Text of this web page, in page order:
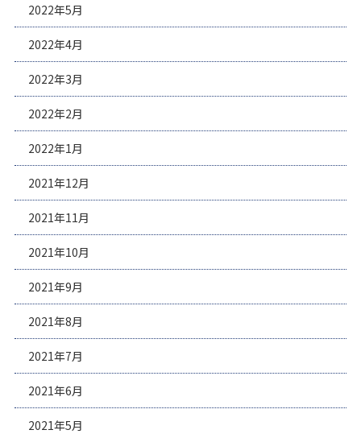
2022年5月
2022年4月
2022年3月
2022年2月
2022年1月
2021年12月
2021年11月
2021年10月
2021年9月
2021年8月
2021年7月
2021年6月
2021年5月